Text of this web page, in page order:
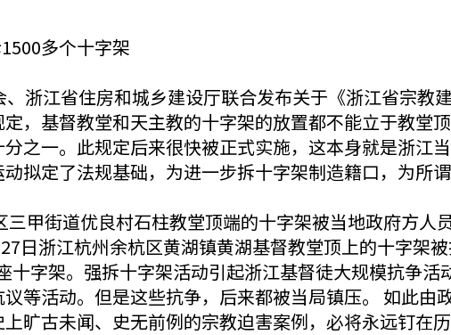
多个十字架
浙江省住房和城乡建设厅联合发布关于《浙江省宗教
，基督教堂和天主教的十字架的放置都不能立于教堂
之一。此规定后来很快被正式实施，这本身就是浙江
拟定了法规基础，为进一步拆十字架制造籍口，为所
甲街道优良村石柱教堂顶端的十字架被当地政府方人
日浙江杭州余杭区黄湖镇黄湖基督教堂顶上的十字架
十字架。强拆十字架活动引起浙江基督徒大规模抗争
等活动。但是这些抗争，后来都被当局镇压。 如此
旷古未闻、史无前例的宗教迫害案例，必将永远钉在历